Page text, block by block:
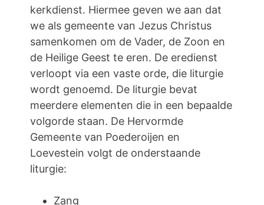
kerkdienst. Hiermee geven we aan dat
we als gemeente van Jezus Christus
samenkomen om de Vader, de Zoon en
de Heilige Geest te eren. De eredienst
verloopt via een vaste orde, die liturgie
wordt genoemd. De liturgie bevat
meerdere elementen die in een bepaalde
volgorde staan. De Hervormde
Gemeente van Poederoijen en
Loevestein volgt de onderstaande
liturgie:
Zang